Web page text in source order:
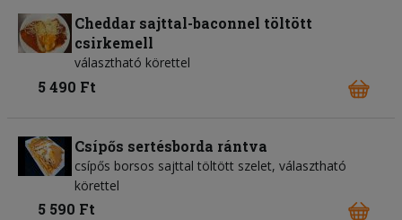
Cheddar sajttal-baconnel töltött
csirkemell
választható körettel
5 490 Ft
Csípős sertésborda rántva
csípős borsos sajttal töltött szelet, választható
körettel
5 590 Ft